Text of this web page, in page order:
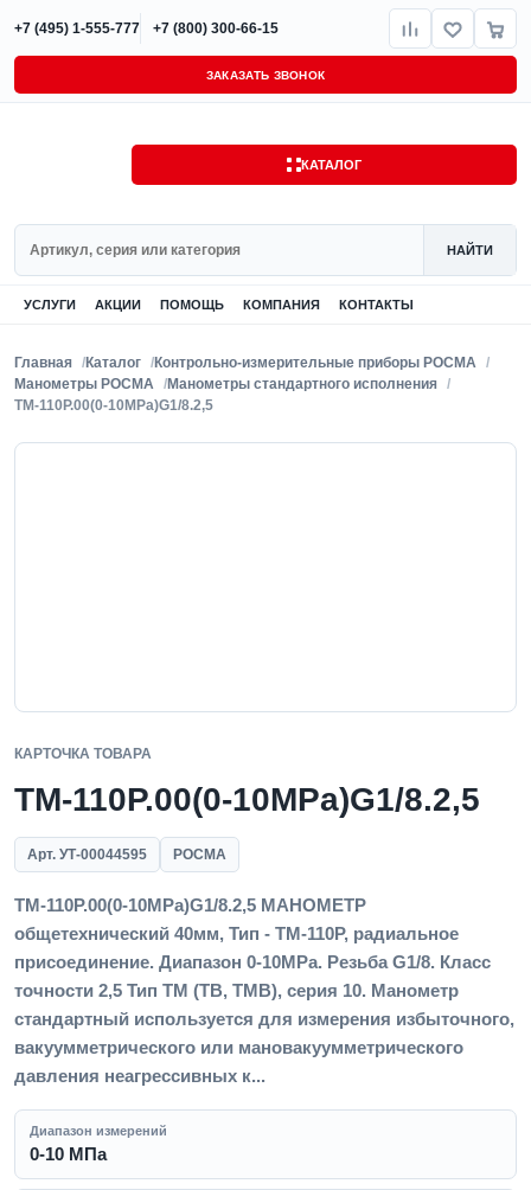
+7 (495) 1-555-777 +7 (800) 300-66-15
ЗАКАЗАТЬ ЗВОНОК
КАТАЛОГ
НАЙТИ
УСЛУГИ АКЦИИ ПОМОЩЬ КОМПАНИЯ КОНТАКТЫ
Главная Каталог
Контрольно-измерительные приборы РОСМА
Манометры РОСМА
Манометры стандартного исполнения
ТМ-110Р.00(0-10MPa)G1/8.2,5
КАРТОЧКА ТОВАРА
ТМ-110Р.00(0-10MPa)G1/8.2,5
Арт. УТ-00044595 РОСМА
ТМ-110Р.00(0-10MPa)G1/8.2,5 МАНОМЕТР
общетехнический 40мм, Тип - ТМ-110Р, радиальное
присоединение. Диапазон 0-10MPa. Резьба G1/8. Класс
точности 2,5 Тип ТМ (ТВ, ТМВ), серия 10. Манометр
стандартный используется для измерения избыточного,
вакуумметрического или мановакуумметрического
давления неагрессивных к...
Диапазон измерений
0-10 МПа